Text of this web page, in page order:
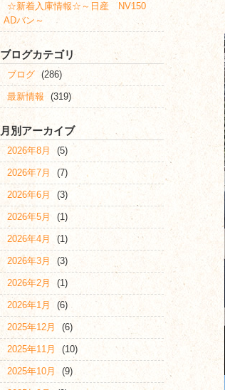
☆新着入庫情報☆～日産 NV150
ADバン～
ブログカテゴリ
ブログ (286)
最新情報 (319)
月別アーカイブ
2026年8月 (5)
2026年7月 (7)
2026年6月 (3)
2026年5月 (1)
2026年4月 (1)
2026年3月 (3)
2026年2月 (1)
2026年1月 (6)
2025年12月 (6)
2025年11月 (10)
2025年10月 (9)